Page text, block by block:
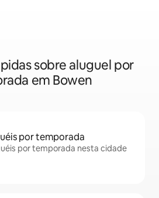
sobre aluguel por
em Bowen
por temporada
por temporada nesta cidade